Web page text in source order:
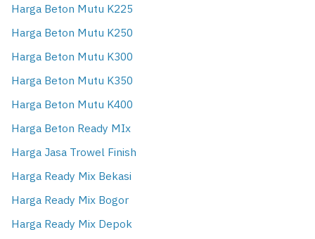
Harga Beton Mutu K225
Harga Beton Mutu K250
Harga Beton Mutu K300
Harga Beton Mutu K350
Harga Beton Mutu K400
Harga Beton Ready MIx
Harga Jasa Trowel Finish
Harga Ready Mix Bekasi
Harga Ready Mix Bogor
Harga Ready Mix Depok